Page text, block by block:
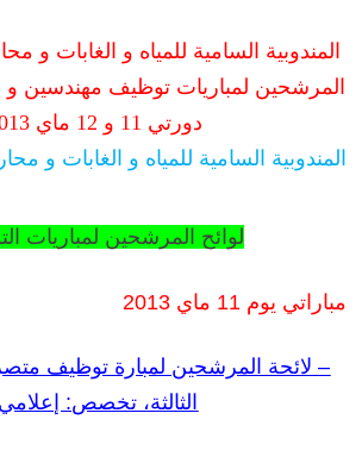
المندوبية السامية للمياه و الغابات و
المرشحين لمباريات توظيف مهندسين و
دورتي 11 و 12 ماي 2013
المندوبية السامية للمياه و الغابات و
لوائح المرشحين لمباريات
مباراتي يوم 11 ماي 2013
– لائحة المرشحين لمبارة توظيف
الثالثة، تخصص: